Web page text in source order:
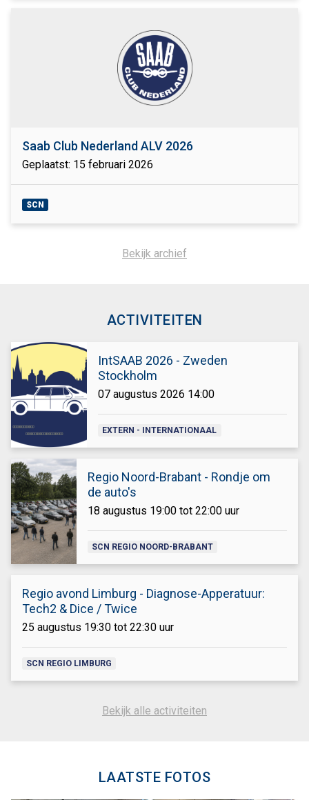
Saab Club Nederland ALV 2026
Geplaatst: 15 februari 2026
SCN
Bekijk archief
ACTIVITEITEN
IntSAAB 2026 - Zweden
Stockholm
07 augustus 2026 14:00
EXTERN - INTERNATIONAAL
Regio Noord-Brabant - Rondje om
de auto's
18 augustus 19:00 tot 22:00 uur
SCN REGIO NOORD-BRABANT
Regio avond Limburg - Diagnose-Apperatuur:
Tech2 & Dice / Twice
25 augustus 19:30 tot 22:30 uur
SCN REGIO LIMBURG
Bekijk alle activiteiten
LAATSTE FOTOS